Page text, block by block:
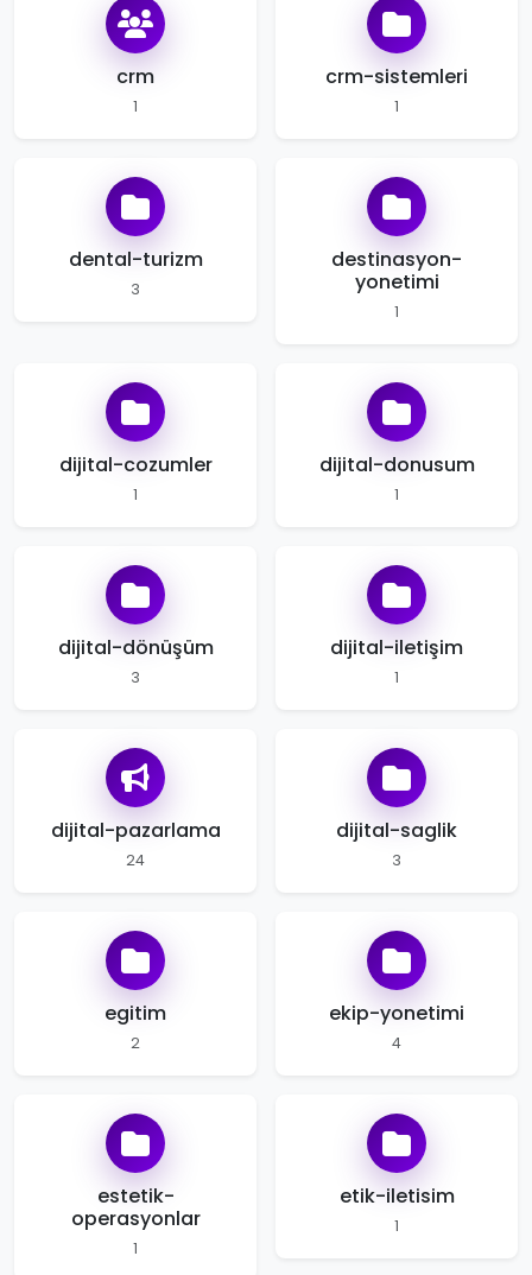
crm
1
crm-sistemleri
1
dental-turizm
3
destinasyon-
yonetimi
1
dijital-cozumler
1
dijital-donusum
1
dijital-dönüşüm
3
dijital-iletişim
1
dijital-pazarlama
24
dijital-saglik
3
egitim
2
ekip-yonetimi
4
estetik-
operasyonlar
1
etik-iletisim
1